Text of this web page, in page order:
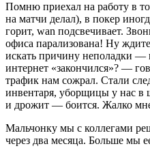
Помню приехал на работу в
на матчи делал), в покер
горит, wan подсвечивает.
офиса парализована! Ну
искать причину неполадки —
интернет «закончился»? —
трафик нам сожрал. Стали
инвентаря, уборщицы у нас в
и дрожит — боится. Жалко
Мальчонку мы с коллегами
через два месяца. Больше мы